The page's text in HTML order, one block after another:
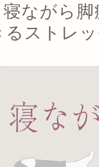
寝ながら
るストレ